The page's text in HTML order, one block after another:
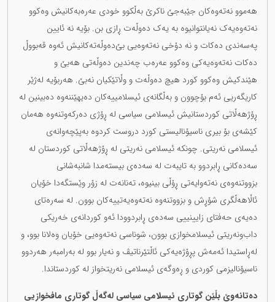
هەموو نەتەوەکان جێبەجێ ناکرێ بەڵکوو خودی عەرەبەکانیش وەکوو
نەتەوەیەک نەیانتوانیوە بە یەک دەوڵەت ڕازی بن. بۆیە نە ئایین
پەسەندی دەکات و نە دۆخی نەتەوەیی بێ‌دەوڵەتەکانیش ئەوە قەبووڵ
دەکات نەتەوەیەکی وەکوو عەرەب چەندین دەوڵەتی هەبێ و
هێندکیش وەکوو کورد هیچ دەوڵەت و وڵاتێکیان نەبێ. هەربۆیە لەژێر
کاریگەریی ئەم بۆچوون و بەڵگانەی ئیسلامییەکان دەیهێننەوە دەبینین لە
ڕۆژهەڵاتی کوردستانیش ئیسلامی سیاسی لە ڕۆژی دەرکەوتنەوە هەمان
کێشەی بۆ بیری ناسیۆنالیستی کورد دروست کردوە بەپێچەوانەی
ئیسلامی نەریتی. چونکە ئیسلامی نەریتی لە ڕۆژهەڵاتی کوردستان لە
سەدەکانی ڕابردوو بە تایبەت لە سەدەی بیستەمدا شانبەشانی
بزووتنەوەی نەتەوایەتی ڕۆڵی بینیوە، تەنانەت لە زۆر وێستگەدا خۆیان
ئاڵاهەڵگری شۆڕش و بزووتنەوە نەتەوەیەتییەکان بوون. لە سەرەتای
دەیەی حەفتای زایینییی سەدەی ڕابردوودا ئەو کوردانەی خەریکی
داب‌ونەریتی ئیسلامخوازی بوون، شوناسی نەتەوەیی خۆیان وەلانا بوو، و
لەڕاستیدا ئەمەش پڕۆژەیەکی ئاڵتێرناتیڤ و نەیار بوو لە بەرامبەر هەردوو
ناسیۆنالیزمی کوردی و ڕەوگەی ئیسلامی نەریتخواز لە کوردستاندا.
دەتانەوێ بڵێن گوتاری ئیسلامی سیاسی لەگەڵ گوتاری مافخوازیی